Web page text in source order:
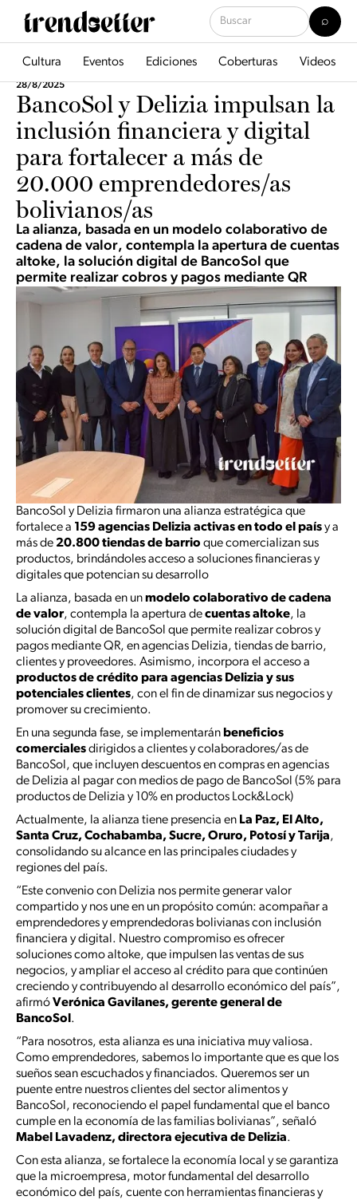
Cultura Eventos Ediciones Coberturas Videos
28/8/2025
BancoSol y Delizia impulsan la
inclusión financiera y digital
para fortalecer a más de
20.000 emprendedores/as
bolivianos/as
La alianza, basada en un modelo colaborativo de
cadena de valor, contempla la apertura de cuentas
altoke, la solución digital de BancoSol que
permite realizar cobros y pagos mediante QR
BancoSol y Delizia firmaron una alianza estratégica que
fortalece a 159 agencias Delizia activas en todo el paísy a
más de 20.800 tiendas de barrio que comercializan sus
productos, brindándoles acceso a soluciones financieras y
digitales que potencian su desarrollo
La alianza, basada en unmodelo colaborativo de cadena
de valor, contempla la apertura decuentas altoke, la
solución digital de BancoSol que permite realizar cobros y
pagos mediante QR, en agencias Delizia, tiendas de barrio,
clientes y proveedores. Asimismo, incorpora el acceso a
productos de crédito para agencias Delizia y sus
potenciales clientes, con el fin de dinamizar sus negocios y
promover su crecimiento.
En una segunda fase, se implementarán beneficios
comercialesdirigidos a clientes y colaboradores/as de
BancoSol, que incluyen descuentos en compras en agencias
de Delizia al pagar con medios de pago de BancoSol (5% para
productos de Delizia y 10% en productos Lock&Lock)
Actualmente, la alianza tiene presencia en La Paz, El Alto,
Santa Cruz, Cochabamba, Sucre, Oruro, Potosí y Tarija,
consolidando su alcance en las principales ciudades y
regiones del país.
“Este convenio con Delizia nos permite generar valor
compartido y nos une en un propósito común: acompañar a
emprendedores y emprendedoras bolivianas con inclusión
financiera y digital. Nuestro compromiso es ofrecer
soluciones como altoke, que impulsen las ventas de sus
negocios, y ampliar el acceso al crédito para que continúen
creciendo y contribuyendo al desarrollo económico del país”,
afirmóVerónica Gavilanes, gerente general de
BancoSol .
“Para nosotros, esta alianza es una iniciativa muy valiosa.
Como emprendedores, sabemos lo importante que es que los
sueños sean escuchados y financiados. Queremos ser un
puente entre nuestros clientes del sector alimentos y
BancoSol, reconociendo el papel fundamental que el banco
cumple en la economía de las familias bolivianas”, señaló
Mabel Lavadenz, directora ejecutiva de Delizia.
Con esta alianza, se fortalece la economía local y se garantiza
que la microempresa, motor fundamental del desarrollo
económico del país, cuente con herramientas financieras y